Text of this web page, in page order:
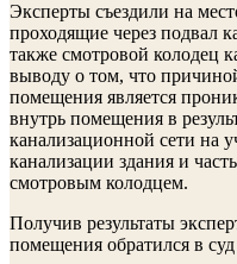
Эксперты съездили на
проходящие через подвал
также смотровой колодец
выводу о том, что
помещения является
внутрь помещения в
канализационной сети на
канализации здания и
смотровым колодцем.
Получив результаты
помещения обратился в